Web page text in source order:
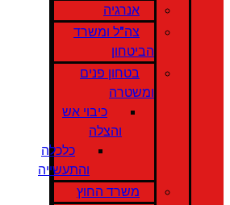
אנרגיה
צה"ל ומשרד
הביטחון
בטחון פנים
ומשטרה
כיבוי אש
והצלה
כלכלה
והתעשייה
משרד החוץ